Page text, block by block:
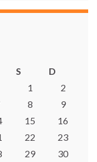
S
D
1
2
8
9
15
16
22
23
29 30